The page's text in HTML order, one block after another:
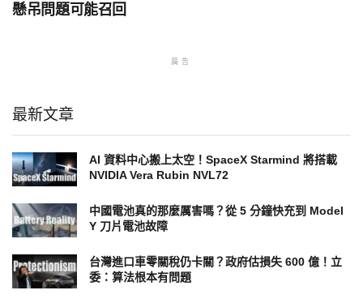
懸吊問題可能召回
廣告
最新文章
AI 資料中心搬上太空！SpaceX Starmind 將搭載
NVIDIA Vera Rubin NVL72
中國電池真的那麼厲害嗎？從 5 分鐘快充到 Model
Y 刀片電池故障
台灣進口車零關稅仍卡關？政府估損失 600 億！立
委：算法根本有問題